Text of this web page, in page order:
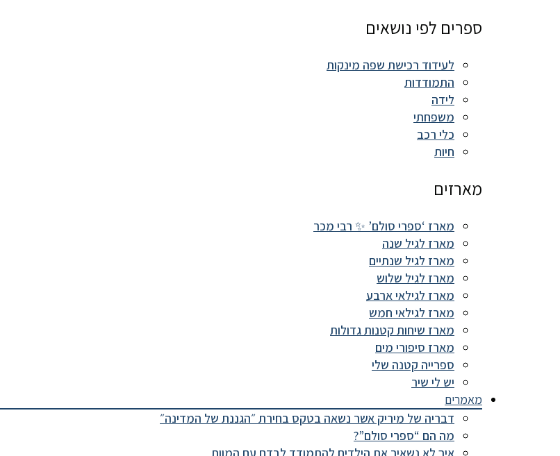
ספרים לפי נושאים
לעידוד רכישת שפה מינקות
התמודדות
לידה
משפחתי
כלי רכב
חיות
מארזים
מארז ‘ספרי סולם’ ✨ רבי מכר
מארז לגיל שנה
מארז לגיל שנתיים
מארז לגיל שלוש
מארז לגילאי ארבע
מארז לגילאי חמש
מארז שיחות קטנות גדולות
מארז סיפורי מים
ספרייה קטנה שלי
יש לי שיר
מאמרים
דבריה של מיריק אשר נשאה בטקס בחירת ״הגננת של המדינה״
מה הם “ספרי סולם”?